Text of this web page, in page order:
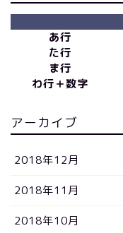
あ行
た行
ま行
わ行＋数字
アーカイブ
2018年12月
2018年11月
2018年10月